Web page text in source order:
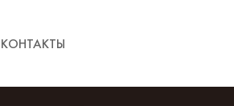
КОНТАКТЫ